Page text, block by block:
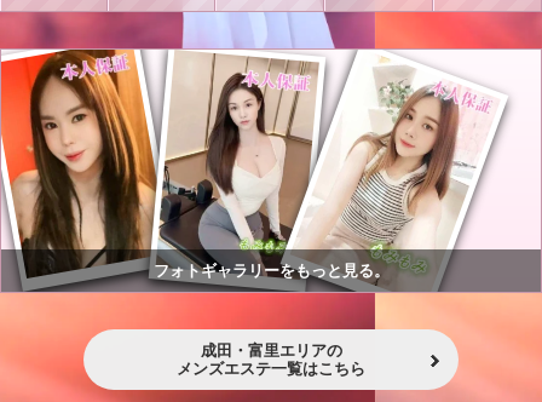
フォトギャラリーをもっと見る。
成田・富里エリアの
メンズエステ一覧はこちら